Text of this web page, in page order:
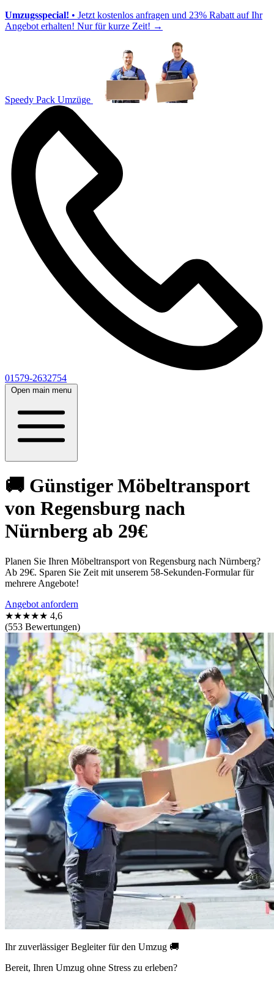
Umzugsspecial! • Jetzt kostenlos anfragen und 23% Rabatt auf Ihr
Angebot erhalten! Nur für kurze Zeit! →
Speedy Pack Umzüge
01579-2632754
Open main menu
🚚 Günstiger Möbeltransport
von Regensburg nach
Nürnberg ab 29€
Planen Sie Ihren Möbeltransport von Regensburg nach Nürnberg?
Ab 29€. Sparen Sie Zeit mit unserem 58-Sekunden-Formular für
mehrere Angebote!
Angebot anfordern
★★★★★ 4,6
(553 Bewertungen)
Ihr zuverlässiger Begleiter für den Umzug 🚚
Bereit, Ihren Umzug ohne Stress zu erleben?